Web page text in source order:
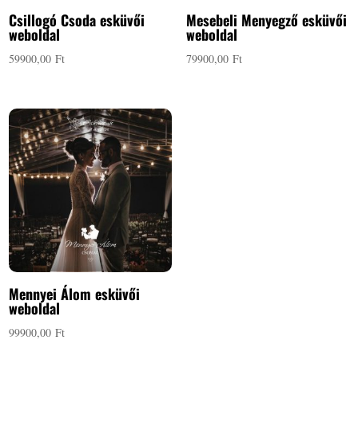
Csillogó Csoda esküvői
weboldal
59900,00Ft
Mesebeli Menyegző esküvői
weboldal
79900,00 Ft
Mennyei Álom esküvői
weboldal
99900,00Ft